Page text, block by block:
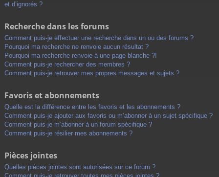
et d’ignorés ?
Recherche dans les forums
Comment puis-je effectuer une recherche dans un ou des forums ?
Pourquoi ma recherche ne renvoie aucun résultat ?
Pourquoi ma recherche renvoie à une page blanche ?!
Comment puis-je rechercher des membres ?
Comment puis-je retrouver mes propres messages et sujets ?
Favoris et abonnements
Quelle est la différence entre les favoris et les abonnements ?
Comment puis-je ajouter aux favoris ou m’abonner à un sujet spécifique ?
Comment puis-je m’abonner à un forum spécifique ?
Comment puis-je résilier mes abonnements ?
Pièces jointes
Quelles pièces jointes sont autorisées sur ce forum ?